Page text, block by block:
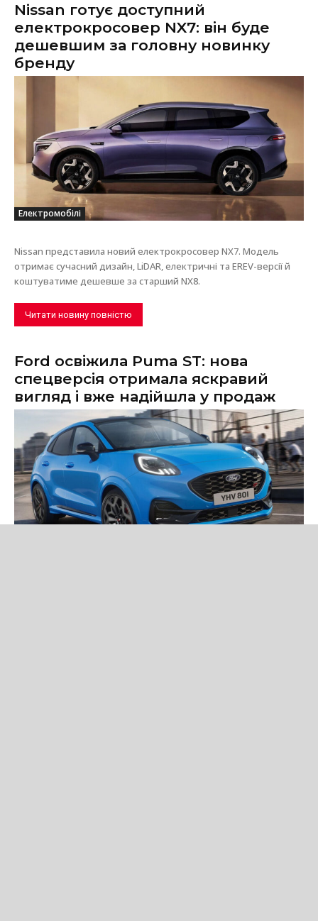
Nissan готує доступний
електрокросовер NX7: він буде
дешевшим за головну новинку
бренду
Електромобілі
Nissan представила новий електрокросовер NX7. Модель
отримає сучасний дизайн, LiDAR, електричні та EREV-версії й
коштуватиме дешевше за старший NX8.
Читати новину повністю
Ford освіжила Puma ST: нова
спецверсія отримала яскравий
вигляд і вже надійшла у продаж